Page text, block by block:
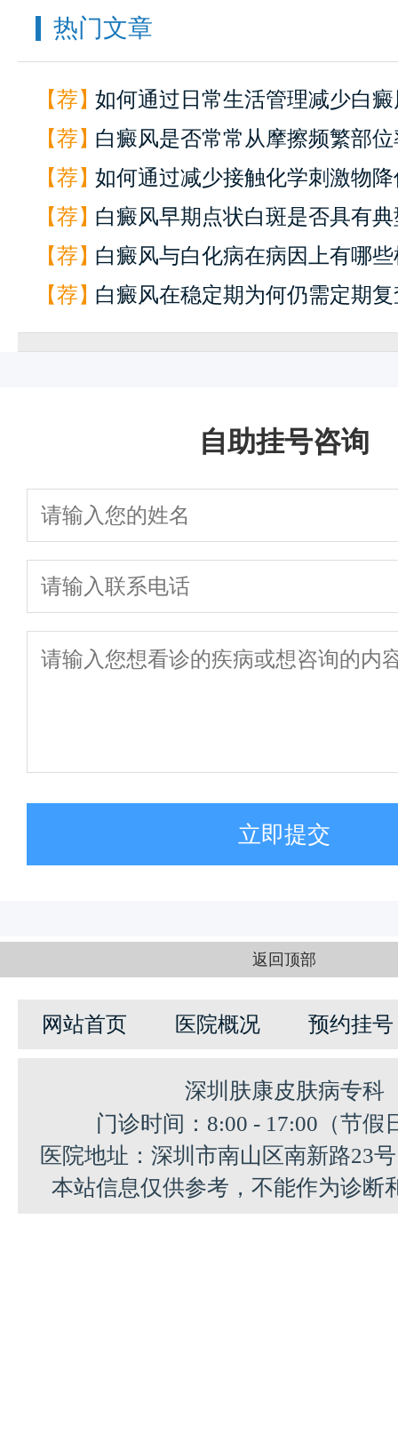
热门文章
【荐】如何通过日常生活管理减少白
素出现
【荐】白癜风是否常常从摩擦频繁部
现？
【荐】如何通过减少接触化学刺激物
风险
【荐】白癜风早期点状白斑是否具有
征？
【荐】白癜风与白化病在病因上有哪
别？
【荐】白癜风在稳定期为何仍需定期
自助挂号咨询
立即提交
返回顶部
网站首页 医院概况 预约挂号
深圳肤康皮肤病专科
门诊时间：8:00 - 17:00（节假
医院地址：深圳市南山区南新路23
本站信息仅供参考，不能作为诊断
快
1